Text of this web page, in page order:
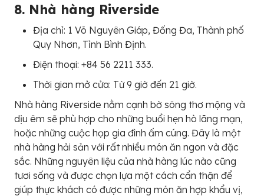
8. Nhà hàng Riverside
Địa chỉ: 1 Võ Nguyên Giáp, Đống Đa, Thành phố
Quy Nhơn, Tỉnh Bình Định.
Điện thoại: +84 56 2211 333.
Thời gian mở cửa: Từ 9 giờ đến 21 giờ.
Nhà hàng Riverside nằm cạnh bờ sông thơ mộng và
dịu êm sẽ phù hợp cho những buổi hẹn hò lãng mạn,
hoặc những cuộc họp gia đình ấm cúng. Đây là một
nhà hàng hải sản với rất nhiều món ăn ngon và đặc
sắc. Những nguyên liệu của nhà hàng lúc nào cũng
tươi sống và được chọn lựa một cách cẩn thận để
giúp thực khách có được những món ăn hợp khẩu vị,